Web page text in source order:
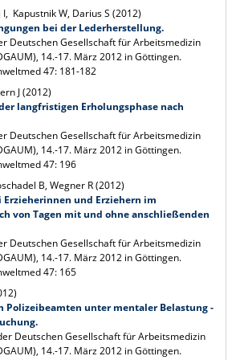
Kapustnik W, Darius S (2012)
bei der Lederherstellung.
Deutschen Gesellschaft für Arbeitsmedizin
14.-17. März 2012 in Göttingen.
47: 181-182
J (2012)
langfristigen Erholungsphase nach
Deutschen Gesellschaft für Arbeitsmedizin
14.-17. März 2012 in Göttingen.
47: 196
B, Wegner R (2012)
und Erziehern im
von Tagen mit und ohne anschließenden
Deutschen Gesellschaft für Arbeitsmedizin
14.-17. März 2012 in Göttingen.
47: 165
Polizeibeamten unter mentaler Belastung -
Deutschen Gesellschaft für Arbeitsmedizin
14.-17. März 2012 in Göttingen.